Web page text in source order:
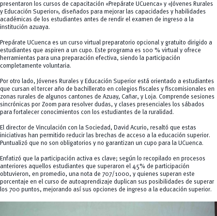
presentaron los cursos de capacitación «Prepárate UCuenca» y «Jóvenes Rurales
y Educación Superior», diseñados para mejorar las capacidades y habilidades
académicas de los estudiantes antes de rendir el examen de ingreso a la
institución azuaya.
Prepárate UCuenca es un curso virtual preparatorio opcional y gratuito dirigido a
estudiantes que aspiren a un cupo. Este programa es 100 % virtual y ofrece
herramientas para una preparación efectiva, siendo la participación
completamente voluntaria.
Por otro lado, Jóvenes Rurales y Educación Superior está orientado a estudiantes
que cursan el tercer año de bachillerato en colegios fiscales y fiscomisionales en
zonas rurales de algunos cantones de Azuay, Cañar, y Loja. Comprende sesiones
sincrónicas por Zoom para resolver dudas, y clases presenciales los sábados
para fortalecer conocimientos con los estudiantes de la ruralidad.
El director de Vinculación con la Sociedad, David Acurio, resaltó que estas
iniciativas han permitido reducir las brechas de acceso a la educación superior.
Puntualizó que no son obligatorios y no garantizan un cupo para la UCuenca.
Enfatizó que la participación activa es clave; según lo recopilado en procesos
anteriores aquellos estudiantes que superaron el 45% de participación
obtuvieron, en promedio, una nota de 707/1000, y quienes superan este
porcentaje en el curso de autoaprendizaje duplican sus posibilidades de superar
los 700 puntos, mejorando así sus opciones de ingreso a la educación superior.